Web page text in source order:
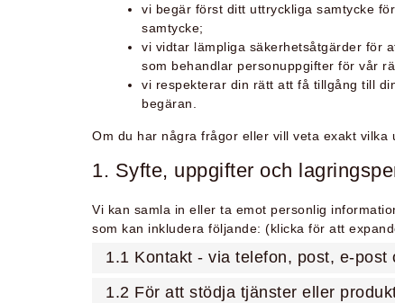
vi begär först ditt uttryckliga samtycke
samtycke;
vi vidtar lämpliga säkerhetsåtgärder för
som behandlar personuppgifter för vår
vi respekterar din rätt att få tillgång till
begäran.
Om du har några frågor eller vill veta exakt vilka
1. Syfte, uppgifter och
Vi kan samla in eller ta emot personlig
som kan inkludera följande: (klicka för att
1.1 Kontakt - via telefon, post, e-post
1.2 För att stödja tjänster eller